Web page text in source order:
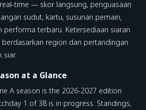
time — skor langsung, penguasaan
sudut, kartu, susunan pemain,
performa terbaru. Ketersediaan siaran
region dan pertandingan
siar.
at a Glance
A season is the 2026-2027 edition
1 of 38 is in progress. Standings,